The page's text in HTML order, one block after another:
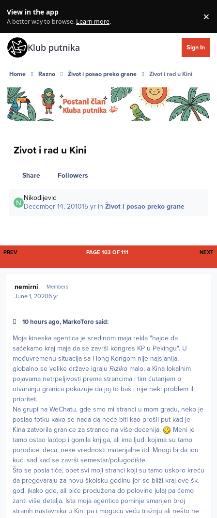
View in the app
A better way to browse. Learn more. ×
Klub putnika Sign In
Home Razno Život i posao preko grane Zivot i rad u Kini
Zivot i rad u Kini
Share Followers
Nikodijevic
December 14, 201015 yr inŽivot i posao preko grane
FIRST PAGE
PREV NEXT
PAGE 103 OF 111
nemirni Members
June 1, 20206 yr
10 hours ago, MarkoToro said:
Moja kineska agentica je sredinom maja rekla "hajde da
sačekamo kraj maja da se završi kongres KP u Pekingu". U
međuvremenu situacija sa Hong Kongom nije najsjanija,
globalno se velike države igraju Rizika malo, a Kina lokalnim
pojavama netrpeljivosti prema strancima i tim ćutanjem o
otvaranju granica pokazuje da joj to baš i nije neki problem ili
prioritet.
Na grupi na WeChatu, gde smo mi stranci u mom gradu, neko je
poslao fotku kako se nada da neće biti kao prošli put kad je
Kina zatvorila granice za strance na više decenija.
Meni je
tamo ostao laptop i gomila knjiga, ali ima ljudi kojima su tamo
porodice, deca, neke vrednosti materijalne itd. Mnogi bi da idu
kući sad kad se završi semestar/polugodište.
Što se posla tiče, opet svi moji stranci koji su tamo uskoro kreću
da pregovaraju za novu školsku godinu jer se bliži kraj ove šk.
god. (kako gde, ali biće produžena do polovine jula) pa ćemo
zanti više detalja. Ista moja agentica pominje smanjen broj
stranih nastavnika u Kini pa i moguću veću tražnju ali nešto ne